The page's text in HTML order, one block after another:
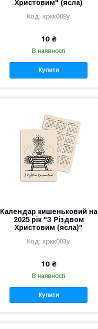
Христовим" (ясла)
хркк008у
10 ₴
В наявності
Купити
Календар кишеньковий на
2025 рік "З Різдвом
Христовим (ясла)"
хркк003у
10 ₴
В наявності
Купити